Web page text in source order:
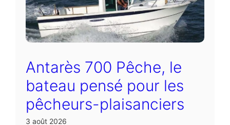
Antarès 700 Pêche, le
bateau pensé pour les
pêcheurs-plaisanciers
3 août 2026